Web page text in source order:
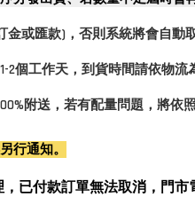
或匯款)，否則系統將會自動
個工作天，到貨時間請依物流
附送，若有配量問題，將依
行通知。
已付款訂單無法取消，門